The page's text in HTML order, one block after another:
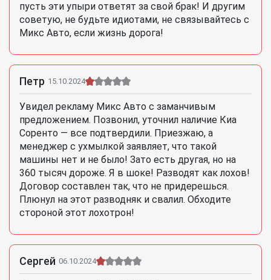
пусть эти упыри ответят за свой брак! И другим
советую, не будьте идиотами, не связывайтесь с
Микс Авто, если жизнь дорога!
Петр 15.10.2024
Увидел рекламу Микс Авто с заманчивым
предложением. Позвонил, уточнил наличие Киа
Соренто — все подтвердили. Приезжаю, а
менеджер с ухмылкой заявляет, что такой
машины нет и не было! Зато есть другая, но на
360 тысяч дороже. Я в шоке! Разводят как лохов!
Договор составлен так, что не придерешься.
Плюнул на этот разводняк и свалил. Обходите
стороной этот лохотрон!
Сергей 06.10.2024